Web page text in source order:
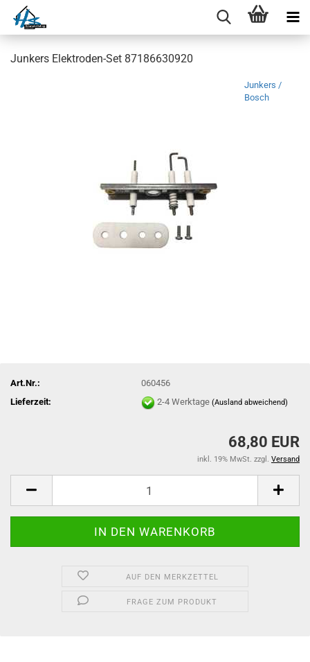
Junkers Elektroden-Set 87186630920
Junkers /
Bosch
Art.Nr.:
060456
Lieferzeit:
2-4 Werktage(Ausland abweichend)
68,80 EUR
inkl. 19% MwSt. zzgl. Versand
AUF DEN MERKZETTEL
FRAGE ZUM PRODUKT